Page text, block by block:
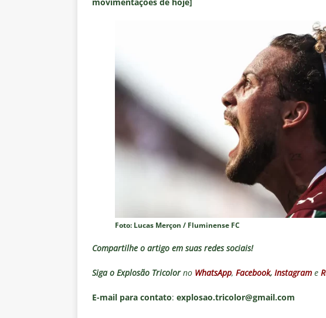
Foto: Lucas Merçon / Fluminense FC
Compartilhe o artigo em suas redes sociais!
Siga o Explosão Tricolorno WhatsApp, Facebook, Instagram e
E-mail para contato: explosao.tricolor@gmail.com